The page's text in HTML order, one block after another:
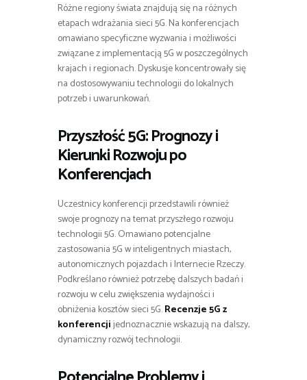
Różne regiony świata znajdują się na różnych
etapach wdrażania sieci 5G. Na konferencjach
omawiano specyficzne wyzwania i możliwości
związane z implementacją 5G w poszczególnych
krajach i regionach. Dyskusje koncentrowały się
na dostosowywaniu technologii do lokalnych
potrzeb i uwarunkowań.
Przyszłość 5G: Prognozy i
Kierunki Rozwoju po
Konferencjach
Uczestnicy konferencji przedstawili również
swoje prognozy na temat przyszłego rozwoju
technologii 5G. Omawiano potencjalne
zastosowania 5G w inteligentnych miastach,
autonomicznych pojazdach i Internecie Rzeczy.
Podkreślano również potrzebę dalszych badań i
rozwoju w celu zwiększenia wydajności i
obniżenia kosztów sieci 5G.Recenzje 5G z
konferencjijednoznacznie wskazują na dalszy,
dynamiczny rozwój technologii.